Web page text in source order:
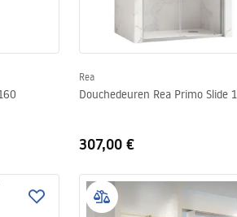
Rea
Douchedeuren Rea Primo Slide
307,00 €